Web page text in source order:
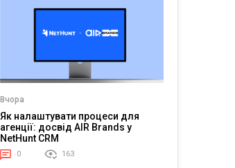
Вчора
Як налаштувати процеси для
агенції: досвід AIR Brands у
NetHunt CRM
0 163